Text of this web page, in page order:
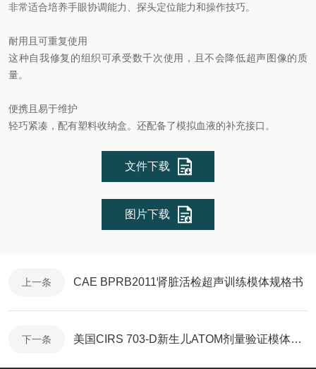
非常适合培养手眼协调能力、探头定位能力和操作技巧。
耐用且可重复使用
这种自我修复的组织可承受数千次使用，且不会降低超声图像的质
量。
便携且易于维护
轻巧紧凑，配有塑料收纳盒。还配备了模拟血液的补充接口。
文件下载
图片下载
上一条 CAE BPRB2011肾脏活检超声训练模体规格书
下一条 美国CIRS 703-D新生儿ATOM剂量验证模体规格书